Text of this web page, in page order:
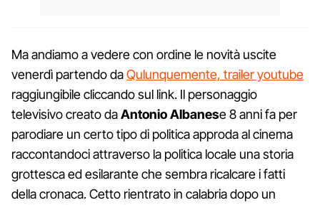
Ma andiamo a vedere con ordine le novità uscite
venerdì partendo daQulunquemente, trailer youtube
raggiungibile cliccando sul link. Il personaggio
televisivo creato daAntonio Albanese 8 anni fa per
parodiare un certo tipo di politica approda al cinema
raccontandoci attraverso la politica locale una storia
grottesca ed esilarante che sembra ricalcare i fatti
della cronaca. Cetto rientrato in calabria dopo un